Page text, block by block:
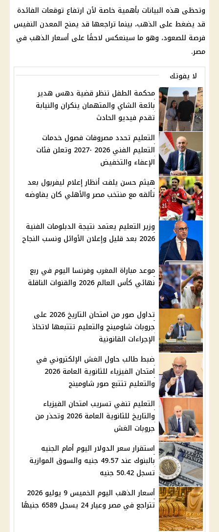
وتحظى هذه البيانات بأهمية خاصة لأن ارتفاع توقعات الفائدة
قد يضغط على الذهب، بينما تراجعها قد يمنح المعدن النفيس
فرصة للصعود، وهو ما سينعكس لاحقًا على أسعار الذهب في
مصر.
لا يفوتك
محكمة الطفل تنظر قضية دهس هدير
بائعة الشاي والمتهمان ينكران والنيابة
تقدم فيديو الحادث
التعليم تحدد مصروفات فصول خدمات
التعليم الفني 2026 -2027 وتعلن فئات
الإعفاء والتخفيض
هيثم حسن يلفت أنظار إعلام ليفربول بعد
تألقه مع منتخب مصر والأهلي كان يفاوضه
وزير التعليم يعتمد نتيجة الدبلومات الفنية
2026 بعد قليل وإعلان الأوائل ونسب النجاح
موعد مباراة المغرب وفرنسا اليوم في ربع
نهائي كأس العالم 2026 والقنوات الناقلة
تداول صور من امتحان التاريخ 2026 على
جروبات شاومينج والتعليم تتتبعها لاتخاذ
الإجراءات القانونية
ضبط طالب حاول الغش الإلكتروني في
امتحان الفيزياء للثانوية العامة 2026
والتعليم تتتبع صور شاومينج
التعليم تنفي تسريب امتحان الفيزياء
والتاريخ للثانوية العامة 2026 وتحذر من
جروبات الغش
استقرار سعر الدولار اليوم أمام الجنيه
بالبنوك عند 49.57 جنيه والسوق الموازية
تسجل 50.42 جنيه
أسعار الذهب اليوم الخميس 9 يوليو 2026
تتراجع في مصر وعيار 24 يسجل 6589 جنيهًا